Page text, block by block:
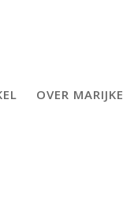
OVER MARIJKE